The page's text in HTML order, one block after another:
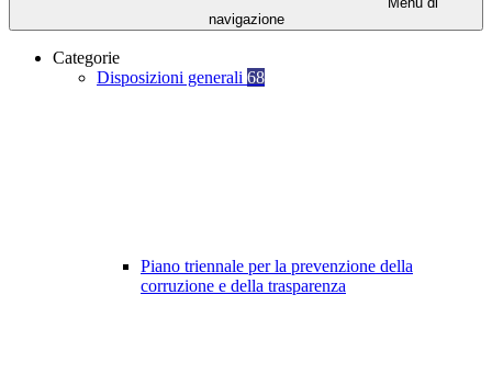
navigazione
Categorie
Disposizioni generali 68
Piano triennale per la prevenzione della
corruzione e della trasparenza